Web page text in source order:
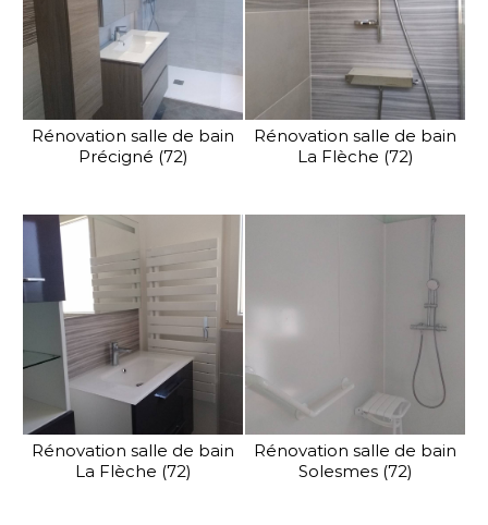
Rénovation salle de bain
Précigné (72)
Rénovation salle de bain
La Flèche (72)
Rénovation salle de bain
La Flèche (72)
Rénovation salle de bain
Solesmes (72)